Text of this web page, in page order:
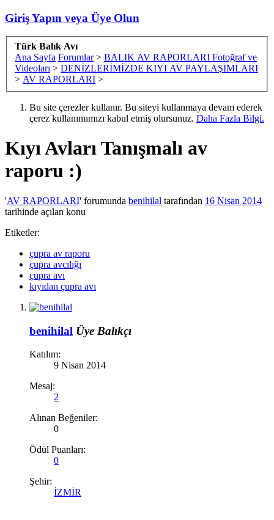
Giriş Yapın veya Üye Olun
Türk Balık Avı
Ana Sayfa Forumlar > BALIK AV RAPORLARI Fotoğraf ve
Videoları > DENİZLERİMİZDE KIYI AV PAYLAŞIMLARI
> AV RAPORLARI >
Bu site çerezler kullanır. Bu siteyi kullanmaya devam ederek
çerez kullanımımızı kabul etmiş olursunuz. Daha Fazla Bilgi.
Kıyı AvlarıTanışmalı av
raporu :)
'AV RAPORLARI' forumunda benihilal tarafından 16 Nisan 2014
tarihinde açılan konu
Etiketler:
çupra av raporu
çupra avcılığı
çupra avı
kıyıdan çupra avı
benihilal Üye Balıkçı
Katılım:
9 Nisan 2014
Mesaj:
2
Alınan Beğeniler:
0
Ödül Puanları:
0
Şehir:
İZMİR